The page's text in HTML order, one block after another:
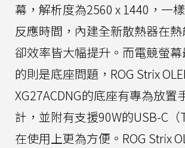
幕，解析度為2560 x 1440，一
反應時間，內建全新散熱器在
卻效率皆大幅提升。而電競螢
的則是底座問題，ROG Strix
XG27ACDNG的底座有專為放置
計，並附有支援90W的USB-C（
在使用上更為方便。ROG Strix